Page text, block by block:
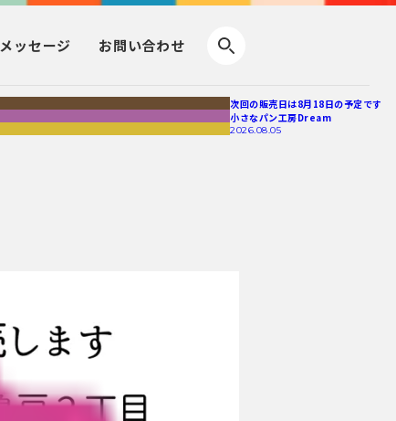
メッセージ お問い合わせ
次回の販売日は8月18日の予定です
小さなパン工房Dream
2026.08.05